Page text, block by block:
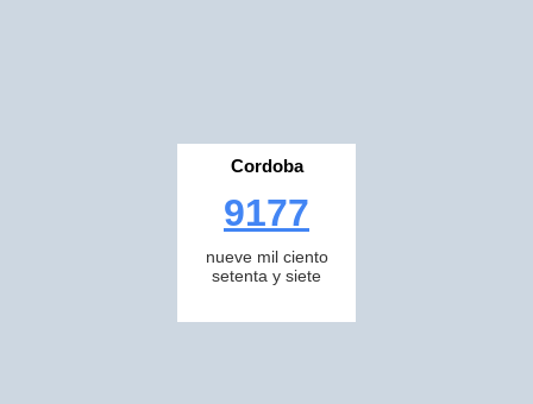
Cordoba
9177
nueve mil ciento
setenta y siete